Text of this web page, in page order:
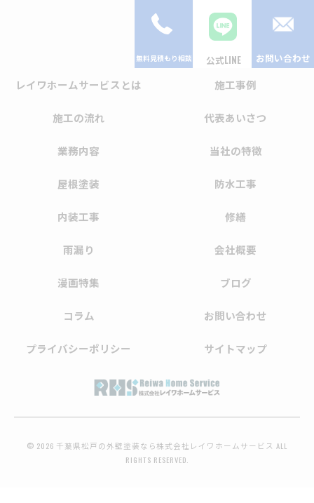
公式LINE お問い合わせ
レイワホームサービスとは 施工事例
施工の流れ 代表あいさつ
業務内容 当社の特徴
屋根塗装 防水工事
内装工事 修繕
雨漏り 会社概要
漫画特集 ブログ
コラム お問い合わせ
プライバシーポリシー サイトマップ
© 2026 千葉県松戸の外壁塗装なら株式会社レイワホームサービス ALL
RIGHTS RESERVED.